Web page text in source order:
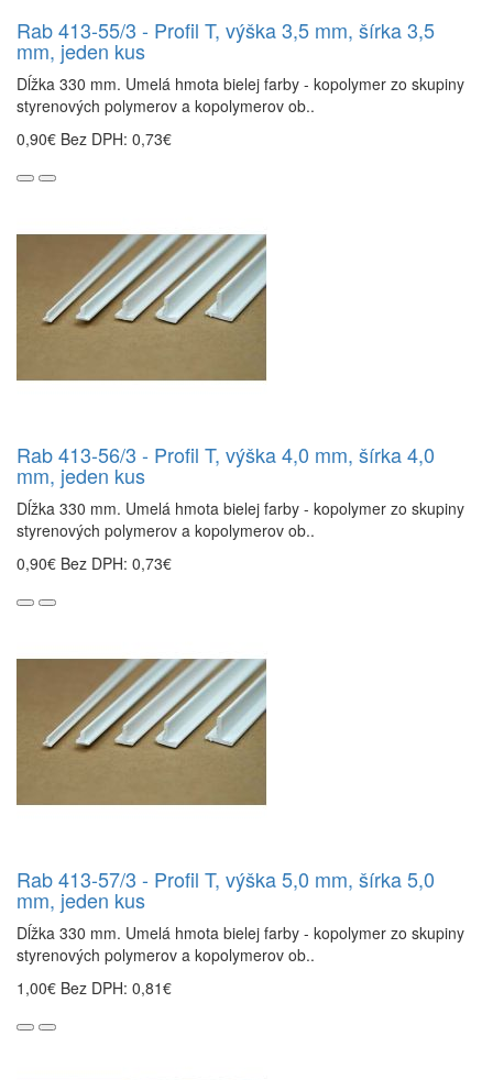
Rab 413-55/3 - Profil T, výška 3,5 mm, šírka 3,5
mm, jeden kus
Dĺžka 330 mm. Umelá hmota bielej farby - kopolymer zo skupiny
styrenových polymerov a kopolymerov ob..
0,90€ Bez DPH: 0,73€
Rab 413-56/3 - Profil T, výška 4,0 mm, šírka 4,0
mm, jeden kus
Dĺžka 330 mm. Umelá hmota bielej farby - kopolymer zo skupiny
styrenových polymerov a kopolymerov ob..
0,90€ Bez DPH: 0,73€
Rab 413-57/3 - Profil T, výška 5,0 mm, šírka 5,0
mm, jeden kus
Dĺžka 330 mm. Umelá hmota bielej farby - kopolymer zo skupiny
styrenových polymerov a kopolymerov ob..
1,00€ Bez DPH: 0,81€